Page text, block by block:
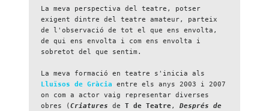
La meva perspectiva del teatre, potser
exigent dintre del teatre amateur, parteix
de l'observació de tot el que ens envolta,
de qui ens envolta i com ens envolta i
sobretot del que sentim.
Lluïsos de Gràcia
entre els anys 2003 i 2007
on com a actor vaig representar diverses
obres (Criatures de T de Teatre, Després de